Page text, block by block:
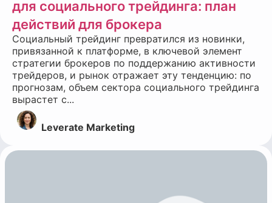
для социального трейдинга: план
действий для брокера
Социальный трейдинг превратился из новинки,
привязанной к платформе, в ключевой элемент
стратегии брокеров по поддержанию активности
трейдеров, и рынок отражает эту тенденцию: по
прогнозам, объем сектора социального трейдинга
вырастет с...
Leverate Marketing